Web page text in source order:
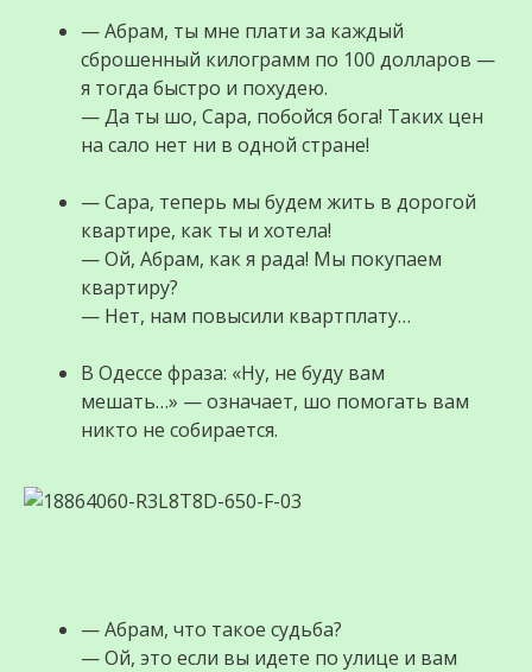
— Абрам, ты мне плати за каждый
сброшенный килограмм по 100 долларов —
я тогда быстро и похудею.
— Да ты шо, Сара, побойся бога! Таких цен
на сало нет ни в одной стране!
— Саpа, теперь мы будем жить в дорогой
кваpтиpе, как ты и хотела!
— Ой, Абpам, как я pада! Мы покупаем
квартиру?
— Hет, нам повысили квартплату…
В Одессе фраза: «Ну, не буду вам
мешать…» — означает, шо помогать вам
никто не собирается.
— Абрам, что такое судьба?
— Ой, это если вы идете по улице и вам